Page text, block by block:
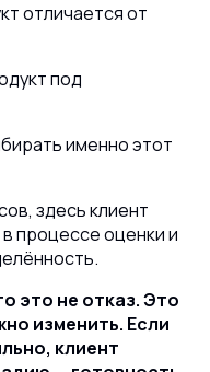
отличается от
под
именно этот
здесь клиент
процессе оценки и
это не отказ. Это
изменить. Если
клиент